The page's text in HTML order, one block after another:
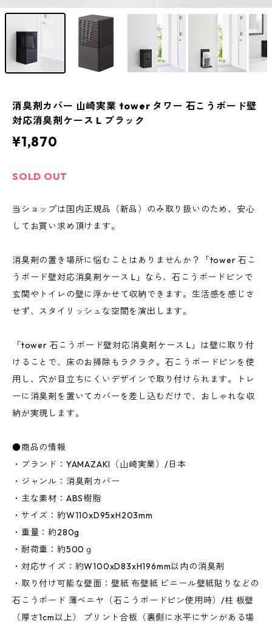
消臭剤カバー 山崎実業 tower タワー 石こうボード壁
対応消臭剤ケース L ブラック
¥1,870
SOLD OUT
当ショップは国内正規品（新品）のみ取り扱いのため、安心
してお買い求め頂けます。
消臭剤の置き場所に悩むことはありませんか？「tower 石こ
うボード壁対応消臭剤ケース L」なら、石こうボードピンで
玄関やトイレの壁に浮かせて収納できます。生活感を感じさ
せず、スタイリッシュな空間を演出します。
「tower 石こうボード壁対応消臭剤ケース L」は壁に取り付
けることで、床のお掃除もラクラク。石こうボードピンを使
用し、穴が目立ちにくいデザインで取り付けられます。トレ
ーに消臭剤を置いてカバーを差し込むだけで、おしゃれな収
納が実現します。
●商品の情報
・ブランド：YAMAZAKI（山崎実業）/日本
・ジャンル：消臭剤カバー
・主な素材：ABS樹脂
・サイズ：約W110xD95xH203mm
・重量：約280g
・耐荷重：約500ｇ
・対応サイズ：約W100xD83xH196mm以内の消臭剤
・取り付け可能な壁面：壁紙 布壁紙 ビニール壁紙貼りなどの
石こうボード 薄ベニヤ（石こうボードピン使用時）/柱 板壁
（厚さ1cm以上） プリント合板（裏側に水平にサンがある場